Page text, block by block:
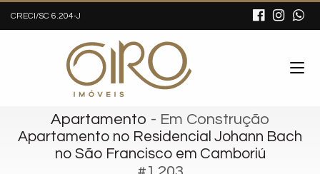
CRECI/SC 6.204-J
Apartamento - Em Construção
Apartamento no Residencial Johann Bach
no São Francisco em Camboriú